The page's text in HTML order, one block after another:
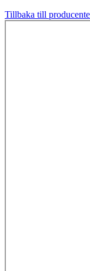
Tillbaka till